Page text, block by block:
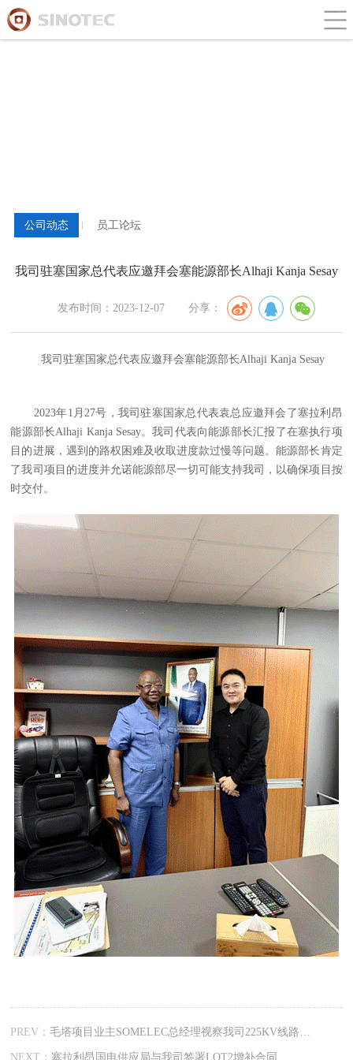
公司动态 员工论坛
我司驻塞国家总代表应邀拜会塞能源部长Alhaji Kanja Sesay
发布时间：2023-12-07 分享：
我司驻塞国家总代表应邀拜会塞能源部长Alhaji Kanja Sesay
2023年1 月27号，我司驻塞国家总代表袁总应邀拜会了塞拉利昂
能源部长Alhaji Kanja Sesay。我司代表向能源部长汇报了在塞执行项
目的进展，遇到的路权困难及收取进度款过慢等问题。能源部长肯定
了我司项目的进度并允诺能源部尽一切可能支持我司，以确保项目按
时交付。
PREV： 毛塔项目业主SOMELEC总经理视察我司225KV线路及变电站项目现场
NEXT： 塞拉利昂国电供应局与我司签署LOT2增补合同